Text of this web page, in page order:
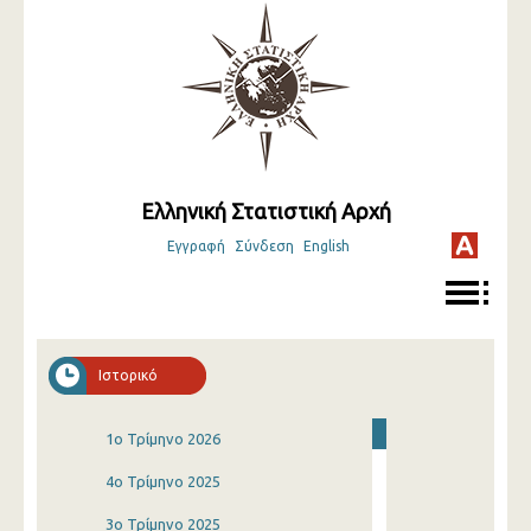
Ελληνική Στατιστική Αρχή
Εγγραφή Σύνδεση English
Ιστορικό
1o Τρίμηνο 2026
4o Τρίμηνο 2025
3o Τρίμηνο 2025